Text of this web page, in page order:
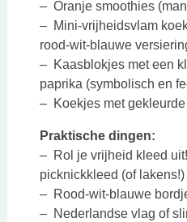
– Oranje smoothies
– Mini-vrijheidsvlam
rood-wit-blauwe
– Kaasblokjes met een
paprika (symbolisch en
– Koekjes met
Praktische dingen:
– Rol je vrijheid kleed
picknickkleed (of
– Rood-wit-blauwe
– Nederlandse vlag of